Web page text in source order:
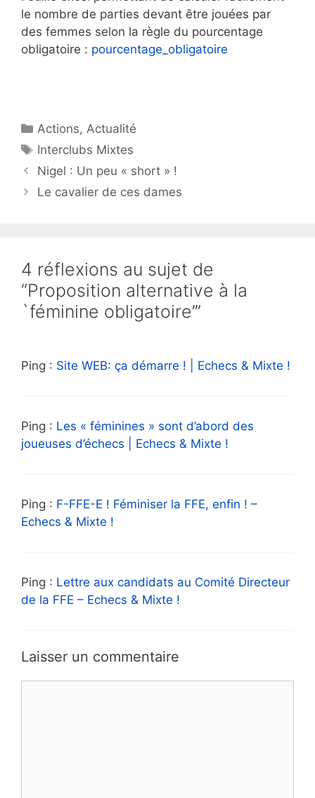
le nombre de parties devant être jouées par
des femmes selon la règle du pourcentage
obligatoire : pourcentage_obligatoire
Catégories
Actions, Actualité
Étiquettes
Interclubs Mixtes
Nigel : Un peu « short » !
Le cavalier de ces dames
4 réflexions au sujet de
“Proposition alternative à la
`féminine obligatoire’”
Ping : Site WEB: ça démarre ! | Echecs & Mixte !
Ping : Les « féminines » sont d’abord des
joueuses d’échecs | Echecs & Mixte !
Ping : F-FFE-E ! Féminiser la FFE, enfin ! –
Echecs & Mixte !
Ping : Lettre aux candidats au Comité Directeur
de la FFE – Echecs & Mixte !
Laisser un commentaire